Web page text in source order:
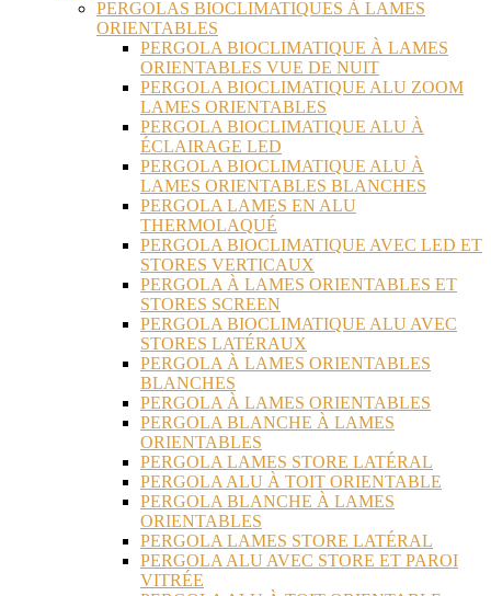
PERGOLAS BIOCLIMATIQUES À LAMES
ORIENTABLES
PERGOLA BIOCLIMATIQUE À LAMES
ORIENTABLES VUE DE NUIT
PERGOLA BIOCLIMATIQUE ALU ZOOM
LAMES ORIENTABLES
PERGOLA BIOCLIMATIQUE ALU À
ÉCLAIRAGE LED
PERGOLA BIOCLIMATIQUE ALU À
LAMES ORIENTABLES BLANCHES
PERGOLA LAMES EN ALU
THERMOLAQUÉ
PERGOLA BIOCLIMATIQUE AVEC LED ET
STORES VERTICAUX
PERGOLA À LAMES ORIENTABLES ET
STORES SCREEN
PERGOLA BIOCLIMATIQUE ALU AVEC
STORES LATÉRAUX
PERGOLA À LAMES ORIENTABLES
BLANCHES
PERGOLA À LAMES ORIENTABLES
PERGOLA BLANCHE À LAMES
ORIENTABLES
PERGOLA LAMES STORE LATÉRAL
PERGOLA ALU À TOIT ORIENTABLE
PERGOLA BLANCHE À LAMES
ORIENTABLES
PERGOLA LAMES STORE LATÉRAL
PERGOLA ALU AVEC STORE ET PAROI
VITRÉE